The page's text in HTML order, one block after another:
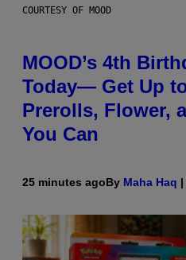
COURTESY OF MOOD
MOOD’s 4th
Today— Get Up
Prerolls, Flower,
You Can
25 minutes agoBy Maha Haq